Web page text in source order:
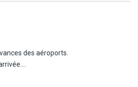
:
(sur demande).
des aéroports.
de l'aéroport à l'hôtel.